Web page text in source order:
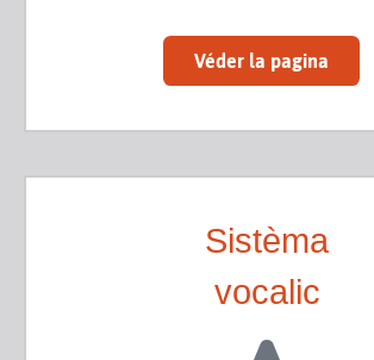
Véder la pagina
Sistèma
vocalic